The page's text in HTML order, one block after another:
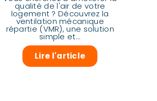
qualité de l'air de votre
logement ? Découvrez la
ventilation mécanique
répartie (VMR), une solution
simple et...
Lire l'article